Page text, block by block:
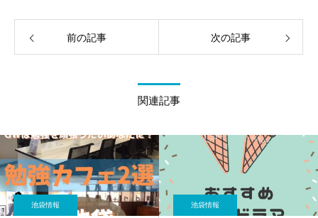
前の記事 次の記事
関連記事
池袋情報 池袋情報